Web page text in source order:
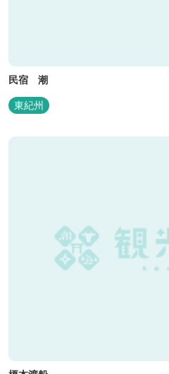
民宿 潮
東紀州